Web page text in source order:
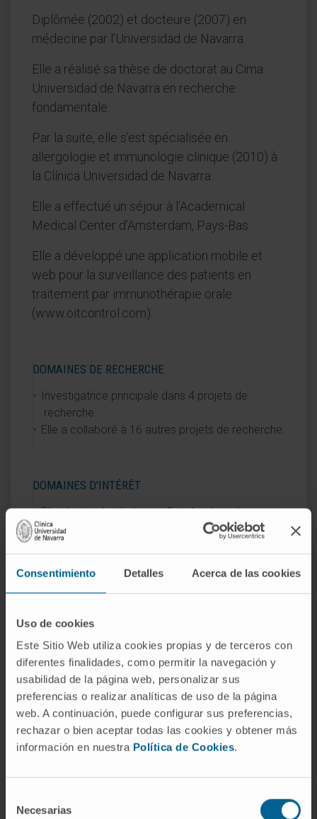
Consentimiento Detalles Acerca de las cookies
Uso de cookies
Este Sitio Web utiliza cookies propias y de terceros con
diferentes finalidades, como permitir la navegación y
usabilidad de la página web, personalizar sus
preferencias o realizar analíticas de uso de la página
web. A continuación, puede configurar sus preferencias,
rechazar o bien aceptar todas las cookies y obtener más
información en nuestra Política de Cookies.
Necesarias
Diplômée (2002) et docteure (2007) en
médecine par l’Universidad de Navarra.
Elle a réalisé sa thèse de doctorat au Cima
Universidad de Navarra en recherche
fondamentale.
Par la suite, elle s’est spécialisée en
allergologie et immunologie clinique (2010) à
la Clínica Universidad de Navarra.
Elle a effectué un séjour à l’Academical
Medical Center d’Amsterdam, Pays-Bas.
Elle a développé une application mobile et
web pour la surveillance des patients en
traitement par immunothérapie orale
(www.oitcontrol.com).
DOMAINES DE RECHERCHE
Investigatrice principale dans 4 projets de
recherche.
Elle a collaboré à 16 autres projets de recherche.
DOMAINES D'INTÉRÊT
Elle s’est spécialisée enallergiealimentaire, en
particulier aux végétaux, et en allergie
pédiatrique, en particulier en immunothérapie
Activité
En enseignement
Professeur contractuel docteur en
allergologie et immunologie. Faculté de
biomédicale de l’Universidad de Navarra.